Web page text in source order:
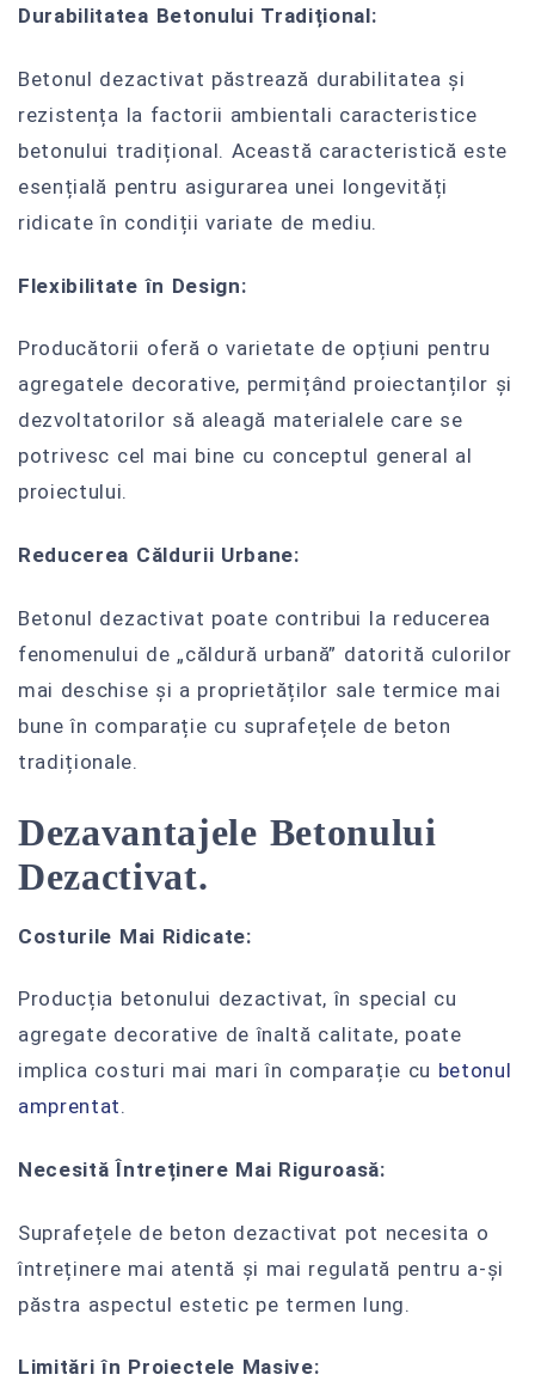
Durabilitatea Betonului Tradițional:
Betonul dezactivat păstrează durabilitatea și
rezistența la factorii ambientali caracteristice
betonului tradițional. Această caracteristică este
esențială pentru asigurarea unei longevități
ridicate în condiții variate de mediu.
Flexibilitate în Design:
Producătorii oferă o varietate de opțiuni pentru
agregatele decorative, permițând proiectanților și
dezvoltatorilor să aleagă materialele care se
potrivesc cel mai bine cu conceptul general al
proiectului.
Reducerea Căldurii Urbane:
Betonul dezactivat poate contribui la reducerea
fenomenului de „căldură urbană” datorită culorilor
mai deschise și a proprietăților sale termice mai
bune în comparație cu suprafețele de beton
tradiționale.
Dezavantajele Betonului
Dezactivat.
Costurile Mai Ridicate:
Producția betonului dezactivat, în special cu
agregate decorative de înaltă calitate, poate
implica costuri mai mari în comparație cu betonul
amprentat.
Necesită Întreținere Mai Riguroasă:
Suprafețele de beton dezactivat pot necesita o
întreținere mai atentă și mai regulată pentru a-și
păstra aspectul estetic pe termen lung.
Limitări în Proiectele Masive: